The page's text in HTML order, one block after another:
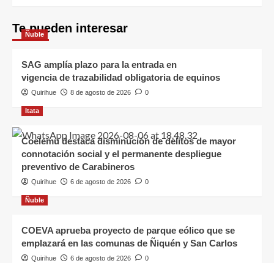
Te pueden interesar
Ñuble
SAG amplía plazo para la entrada en
vigencia de trazabilidad obligatoria de equinos
Quirihue 8 de agosto de 2026 0
Itata
Coelemu destaca disminución de delitos de mayor
connotación social y el permanente despliegue
preventivo de Carabineros
Quirihue 6 de agosto de 2026 0
Ñuble
COEVA aprueba proyecto de parque eólico que se
emplazará en las comunas de Ñiquén y San Carlos
Quirihue 6 de agosto de 2026 0